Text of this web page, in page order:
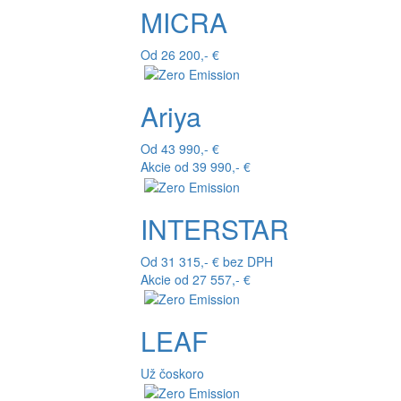
MICRA
Od 26 200,- €
Ariya
Od 43 990,- €
Akcie od 39 990,- €
INTERSTAR
Od 31 315,- € bez DPH
Akcie od 27 557,- €
LEAF
Už čoskoro